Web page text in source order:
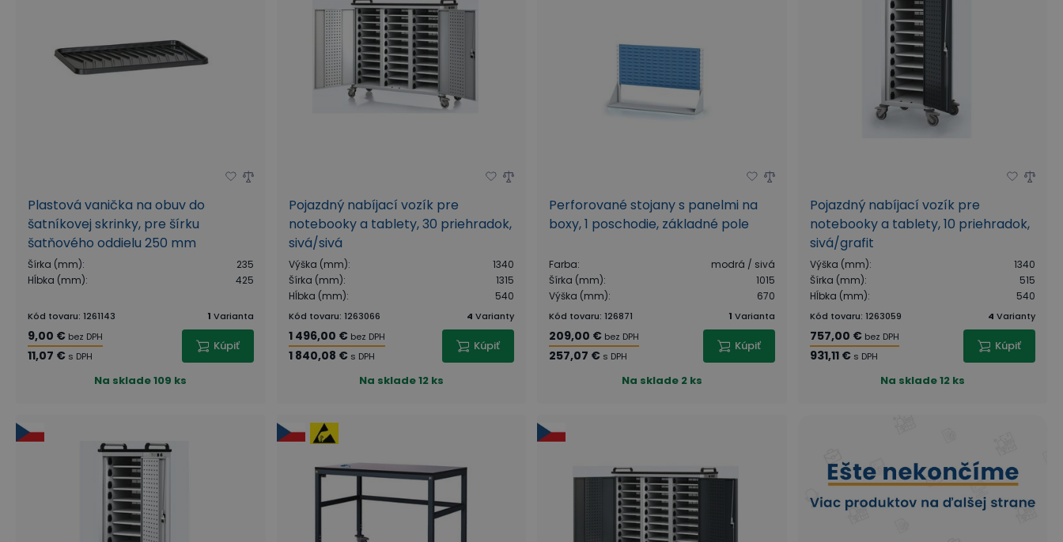
Plastová vanička na obuv do
šatníkovej skrinky, pre šírku
šatňového oddielu 250 mm
Šírka (mm):
235
Hĺbka (mm): 425
Kód tovaru: 1261143 1 Varianta
9,00 € bez DPH
11,07 € s DPH
Kúpiť
Na sklade109 ks
Pojazdný nabíjací vozík pre
notebooky a tablety, 30 priehradok,
sivá/sivá
Výška (mm):
1340
Šírka (mm):
1315
Hĺbka (mm): 540
Kód tovaru: 1263066 4 Varianty
1 496,00 € bez DPH
1 840,08 € s DPH
Kúpiť
Na sklade12 ks
Perforované stojany s panelmi na
boxy, 1 poschodie, základné pole
Farba:
modrá / sivá
Šírka (mm):
1015
Výška (mm): 670
Kód tovaru: 126871 1 Varianta
209,00 € bez DPH
257,07 € s DPH
Kúpiť
Na sklade 2 ks
Pojazdný nabíjací vozík pre
notebooky a tablety, 10 priehradok,
sivá/grafit
Výška (mm):
1340
Šírka (mm):
515
Hĺbka (mm): 540
Kód tovaru: 1263059 4 Varianty
757,00 € bez DPH
931,11 € s DPH
Kúpiť
Na sklade12 ks